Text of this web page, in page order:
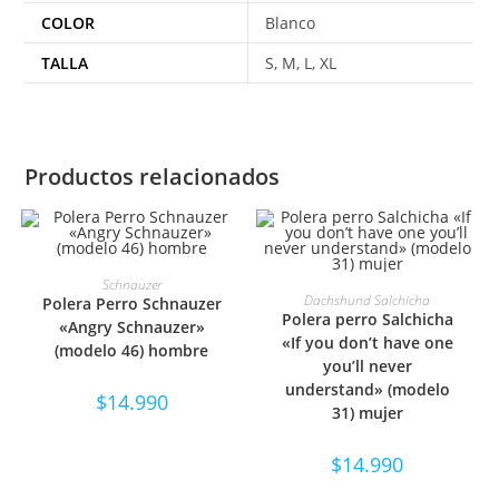
COLOR
Blanco
TALLA
S, M, L, XL
Productos relacionados
SELECCIONAR OPCIONES
Schnauzer
Polera Perro Schnauzer
«Angry Schnauzer»
(modelo 46) hombre
$14.990
SELECCIONAR OPCIONES
Dachshund Salchicha
Polera perro Salchicha
«If you don’t have one
you’ll never
understand» (modelo
31) mujer
$14.990